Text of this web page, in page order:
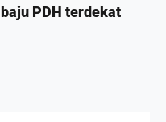
PDH terdekat